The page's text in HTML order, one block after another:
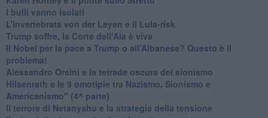
​I bulli vanno isolati
L’invertebrata von der Leyen e il Lula-risk
Trump soffre, la Corte dell'Aia è viva
​Il Nobel per la pace a Trump o all’Albanese? Questo è il
problema!
​Alessandro Orsini e la tetrade oscura del sionismo
​Hilsenrath e le 9 omotipie tra Nazismo, Sionismo e
Americanismo" (4^ parte)
​Il terrore di Netanyahu e la strategia della tensione